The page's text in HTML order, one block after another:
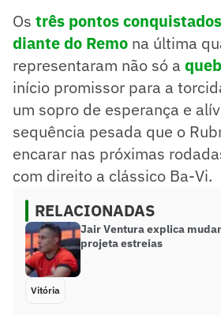
Os três pontos
diante do Remo na última
representaram não só a
início promissor para a
um sopro de esperança e
sequência pesada que o
encarar nas próximas
com direito a clássico Ba-Vi.
RELACIONADAS
Jair Ventura explica
projeta estreias
Vitória